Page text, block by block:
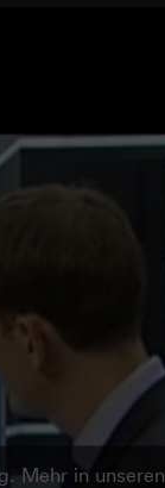
Mehr in unseren